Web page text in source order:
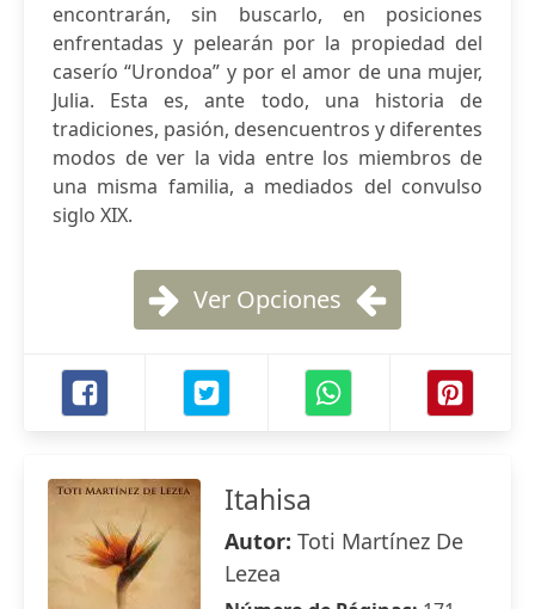
encontrarán, sin buscarlo, en posiciones
enfrentadas y pelearán por la propiedad del
caserío “Urondoa” y por el amor de una mujer,
Julia. Esta es, ante todo, una historia de
tradiciones, pasión, desencuentros y diferentes
modos de ver la vida entre los miembros de
una misma familia, a mediados del convulso
siglo XIX.
Ver Opciones
Itahisa
Autor: Toti Martínez De
Lezea